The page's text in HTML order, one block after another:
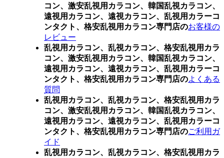
コン、激安乱視用カラコン、韓国乱視カラコン、
遠視用カラコン、遠視カラコン、乱視用カラーコ
ンタクト、格安乱視用カラコン専門店のお客様の
レビュー
乱視用カラコン、乱視カラコン、格安乱視用カラ
コン、激安乱視用カラコン、韓国乱視カラコン、
遠視用カラコン、遠視カラコン、乱視用カラーコ
ンタクト、格安乱視用カラコン専門店のよくある
質問
乱視用カラコン、乱視カラコン、格安乱視用カラ
コン、激安乱視用カラコン、韓国乱視カラコン、
遠視用カラコン、遠視カラコン、乱視用カラーコ
ンタクト、格安乱視用カラコン専門店のご利用ガ
イド
乱視用カラコン、乱視カラコン、格安乱視用カラ